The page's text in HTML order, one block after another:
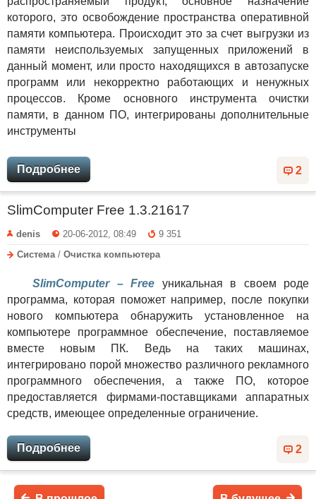
которого, это освобождение пространства оперативной
памяти компьютера. Происходит это за счет выгрузки из
памяти неиспользуемых запущенных приложений в
данный момент, или просто находящихся в автозапуске
программ или некорректно работающих и ненужных
процессов. Кроме основного инструмента очистки
памяти, в данном ПО, интегрированы дополнительные
инструменты
2
Подробнее
SlimComputer Free 1.3.21617
denis 20-06-2012, 08:49
9 351
Система/ Очистка компьютера
SlimComputer – Free уникальная в своем роде
программа, которая поможет например, после покупки
нового компьютера обнаружить установленное на
компьютере программное обеспечение, поставляемое
вместе новым ПК. Ведь на таких машинах,
интегрировано порой множество различного рекламного
программного обеспечения, а также ПО, которое
предоставляется фирмами-поставщиками аппаратных
средств, имеющее определенные ограничение.
2
Подробнее